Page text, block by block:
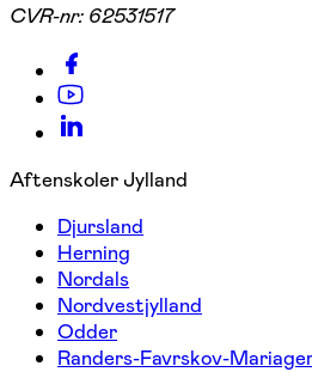
CVR-nr: 62531517
Aftenskoler Jylland
Djursland
Herning
Nordals
Nordvestjylland
Odder
Randers-Favrskov-